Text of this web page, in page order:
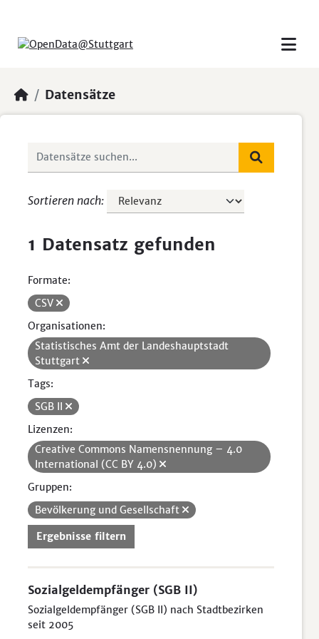
Datensätze
Sortieren nach
1 Datensatz gefunden
Formate:
CSV
Organisationen:
Statistisches Amt der Landeshauptstadt
Stuttgart
Tags:
SGB II
Lizenzen:
Creative Commons Namensnennung – 4.0
International (CC BY 4.0)
Gruppen:
Bevölkerung und Gesellschaft
Ergebnisse filtern
Sozialgeldempfänger (SGB II)
Sozialgeldempfänger (SGB II) nach Stadtbezirken
seit 2005